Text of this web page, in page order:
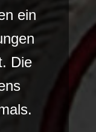
ein
Die